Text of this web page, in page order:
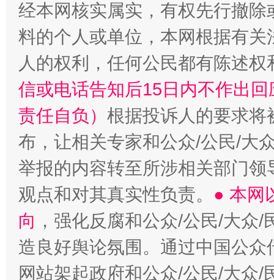
“蜀中异人”王建安的艺术幻境
经本网核实属实，有权先行撤
料的个人或单位，本网根据有
人的权利，任何公民都有陈述
信或电话告知后15日内不作出
责任自负） 根据投诉人的要求将
布，让相关专家和公众/公民/大
举报的内容转至所涉相关部门
观点和对其真实性负责。 ● 本网
向 ，强化反腐和公众/公民/大众
造良好舆论氛围。通过中国公
网站架起政府和公众/公民/大众